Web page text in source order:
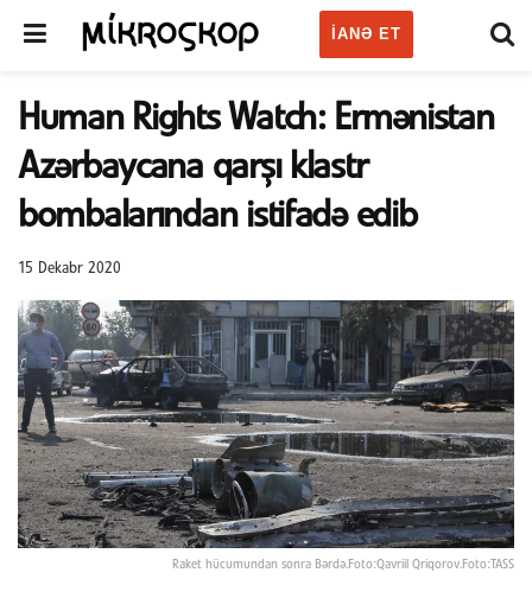
IANƏ ET
Human Rights Watch: Ermənistan
Azərbaycana qarşı klastr
bombalarından istifadə edib
15 Dekabr 2020
Raket hücumundan sonra Bərdə.Foto:Qavriil Qriqorov.Foto:TASS